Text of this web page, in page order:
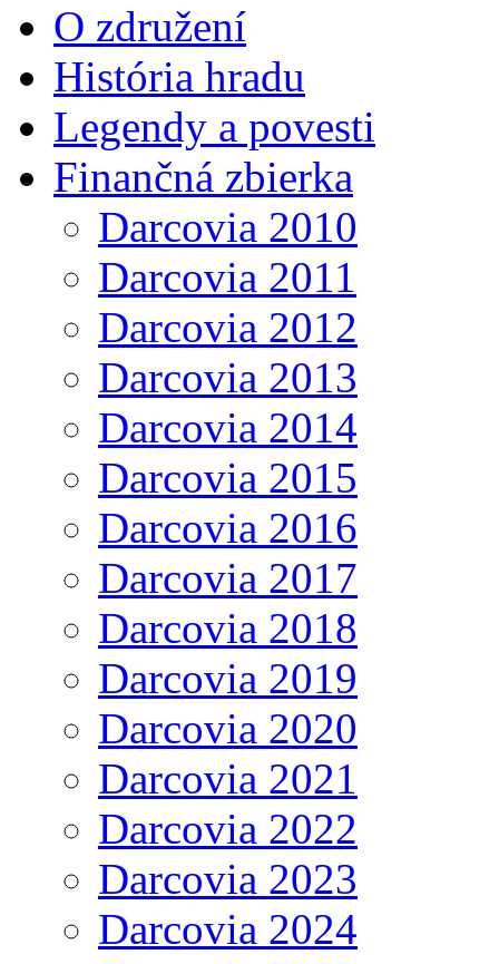
O združení
História hradu
Legendy a povesti
Finančná zbierka
Darcovia 2010
Darcovia 2011
Darcovia 2012
Darcovia 2013
Darcovia 2014
Darcovia 2015
Darcovia 2016
Darcovia 2017
Darcovia 2018
Darcovia 2019
Darcovia 2020
Darcovia 2021
Darcovia 2022
Darcovia 2023
Darcovia 2024